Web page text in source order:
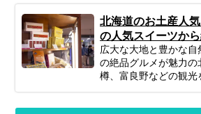
る北海道旅行を実現し
な自然、美味しいグル
をたっぷり楽しむこ
事では、忙しいあなた
北海道旅行を最大限に
立て方から、エリア別
せるための秘訣まで、
届けします。あなた
北海道のお土産人
の人気スイーツか
広大な大地と豊かな自
の絶品グルメが魅力
樽、富良野などの観光